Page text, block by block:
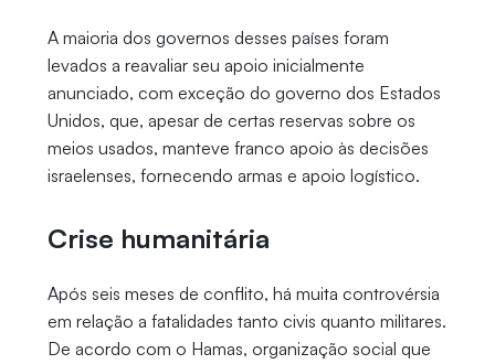
A maioria dos governos desses países foram
levados a reavaliar seu apoio inicialmente
anunciado, com exceção do governo dos Estados
Unidos, que, apesar de certas reservas sobre os
meios usados, manteve franco apoio às decisões
israelenses, fornecendo armas e apoio logístico.
Crise humanitária
Após seis meses de conflito, há muita controvérsia
em relação a fatalidades tanto civis quanto militares.
De acordo com o Hamas, organização social que